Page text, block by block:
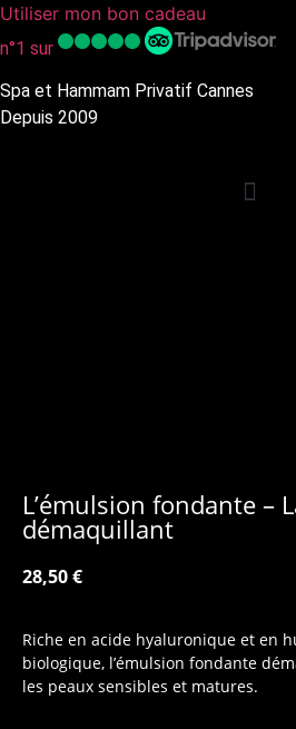
Utiliser mon bon cadeau
n°1 sur
Spa et Hammam Privatif Cannes
Depuis 2009
L’émulsion fondante –
démaquillant
28,50€
Riche en acide hyaluronique et en
biologique, l’émulsion fondante
les peaux sensibles et matures.